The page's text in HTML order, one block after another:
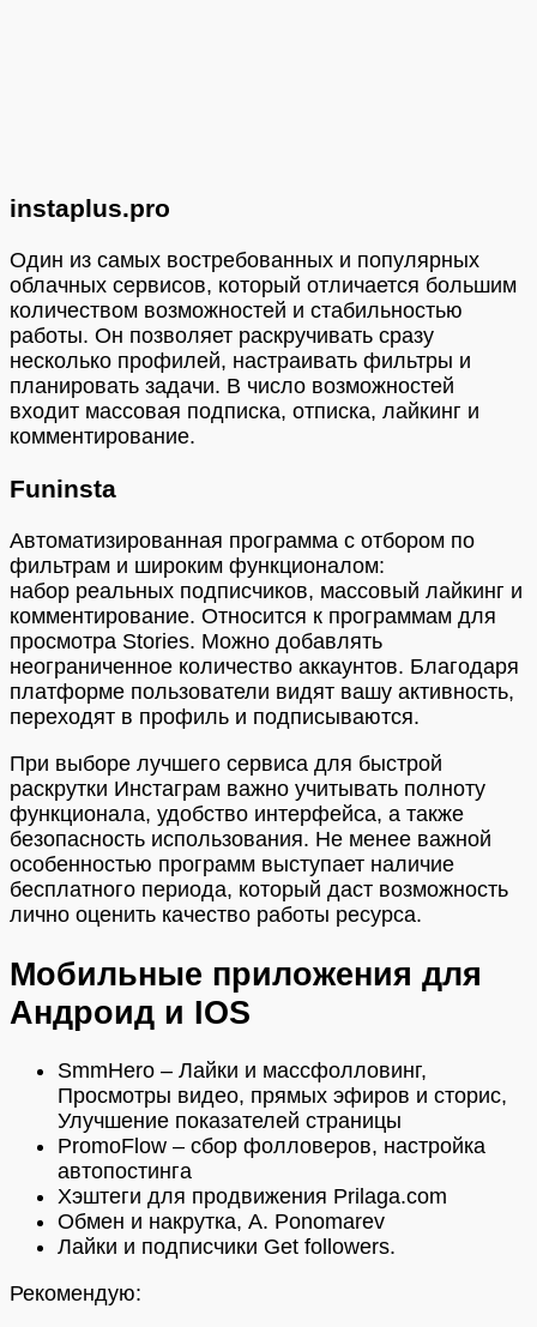
instaplus.pro
Один из самых востребованных и популярных
облачных сервисов, который отличается большим
количеством возможностей и стабильностью
работы. Он позволяет раскручивать сразу
несколько профилей, настраивать фильтры и
планировать задачи. В число возможностей
входит массовая подписка, отписка, лайкинг и
комментирование.
Funinsta
Автоматизированная программа с отбором по
фильтрам и широким функционалом:
набор реальных подписчиков, массовый лайкинг и
комментирование. Относится к программам для
просмотра Stories. Можно добавлять
неограниченное количество аккаунтов. Благодаря
платформе пользователи видят вашу активность,
переходят в профиль и подписываются.
При выборе лучшего сервиса для быстрой
раскрутки Инстаграм важно учитывать полноту
функционала, удобство интерфейса, а также
безопасность использования. Не менее важной
особенностью программ выступает наличие
бесплатного периода, который даст возможность
лично оценить качество работы ресурса.
Мобильные приложения для
Андроид и IOS
SmmHero – Лайки и массфолловинг,
Просмотры видео, прямых эфиров и сторис,
Улучшение показателей страницы
PromoFlow – сбор фолловеров, настройка
автопостинга
Хэштеги для продвижения Prilaga.com
Обмен и накрутка, A. Ponomarev
Лайки и подписчики Get followers.
Рекомендую: